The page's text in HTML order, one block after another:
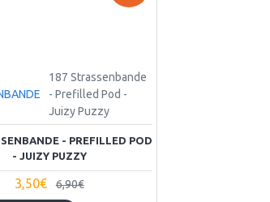
187 Strassenbande
- Prefilled Pod -
Juizy Puzzy
- PREFILLED POD
- JUIZY PUZZY
3,50€ 6,90€